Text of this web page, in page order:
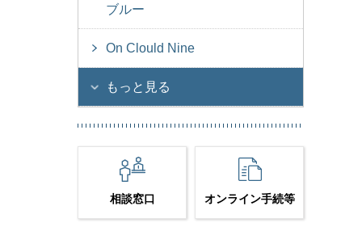
ブルー
On Clould Nine
もっと見る
相談窓口 オンライン手続等